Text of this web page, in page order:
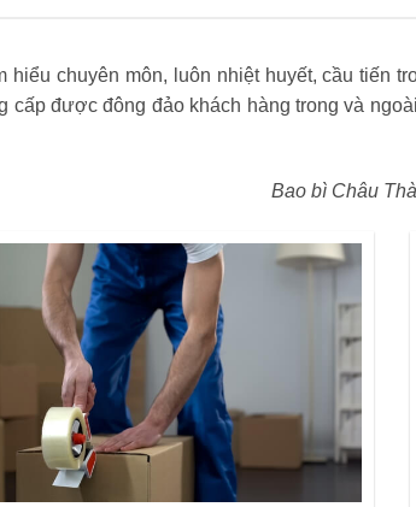
chuyên môn, luôn nhiệt huyết, cầu tiến
được đông đảo khách hàng trong và
Bao bì Châu